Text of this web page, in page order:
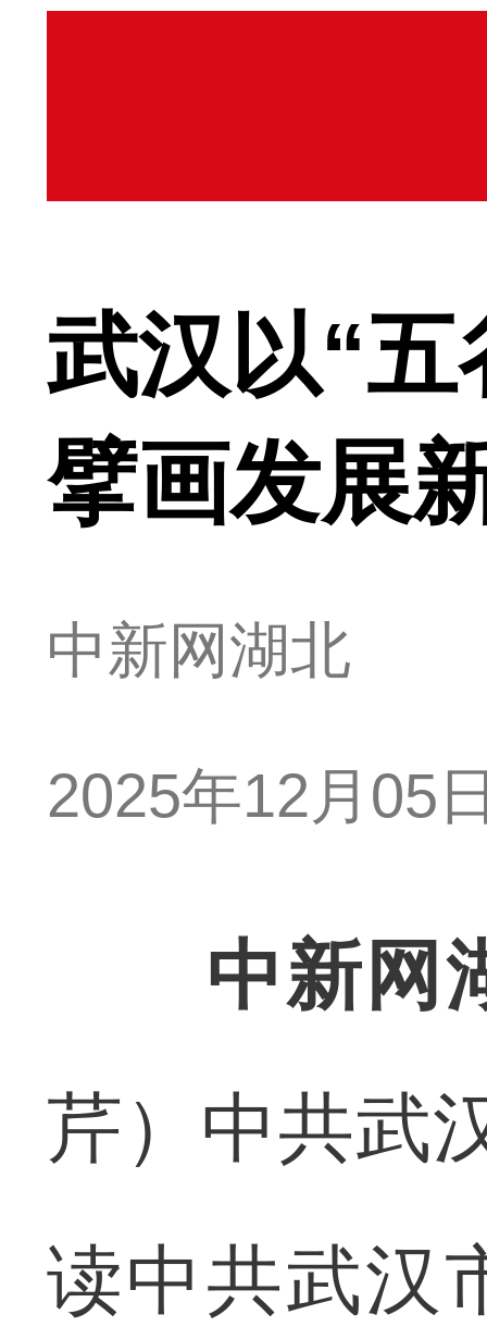
武汉以“
擘画发展
中新网湖北
2025年12月05
中新网
芹）中共武
读中共武汉